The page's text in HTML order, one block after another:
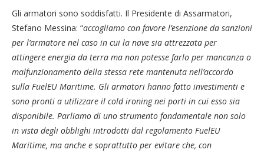
Gli armatori sono soddisfatti. Il Presidente di Assarmatori,
Stefano Messina: “accogliamo con favore l’esenzione da sanzioni
per l’armatore nel caso in cui la nave sia attrezzata per
attingere energia da terra ma non potesse farlo per mancanza o
malfunzionamento della stessa rete mantenuta nell’accordo
sulla FuelEU Maritime. Gli armatori hanno fatto investimenti e
sono pronti a utilizzare il cold ironing nei porti in cui esso sia
disponibile. Parliamo di uno strumento fondamentale non solo
in vista degli obblighi introdotti dal regolamento FuelEU
Maritime, ma anche e soprattutto per evitare che, con